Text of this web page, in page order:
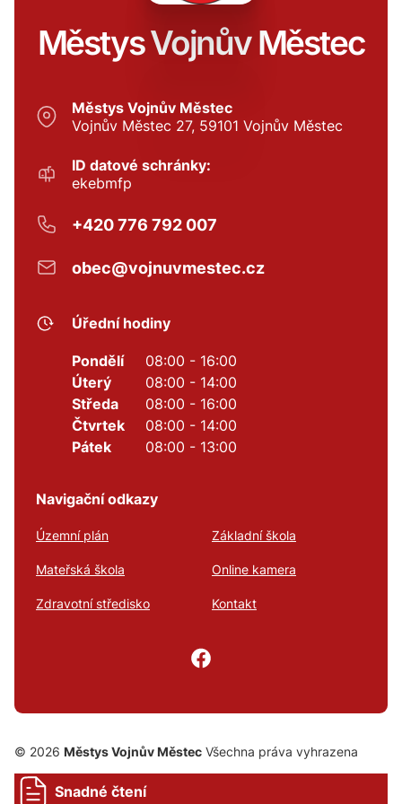
Městys Vojnův Městec
Městys Vojnův Městec
Vojnův Městec 27, 59101 Vojnův Městec
ID datové schránky:
ekebmfp
+420 776 792 007
obec@vojnuvmestec.cz
Úřední hodiny
Pondělí
08:00 - 16:00
Úterý
08:00 - 14:00
Středa
08:00 - 16:00
Čtvrtek
08:00 - 14:00
Pátek
08:00 - 13:00
Navigační odkazy
Územní plán Základní škola
Mateřská škola Online kamera
Zdravotní středisko Kontakt
© 2026 Městys Vojnův Městec Všechna práva vyhrazena
Snadné čtení